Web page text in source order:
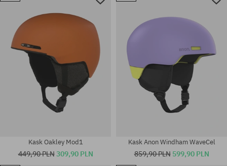
Dostępne rozmiary:
L-XL; M-L
Kask Oakley Mod1
449,90 PLN309,90 PLN
Kask Anon Windham WaveCel
859,90 PLN 599,90 PLN